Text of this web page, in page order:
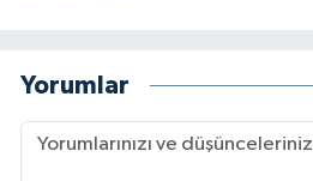
Yorumlar